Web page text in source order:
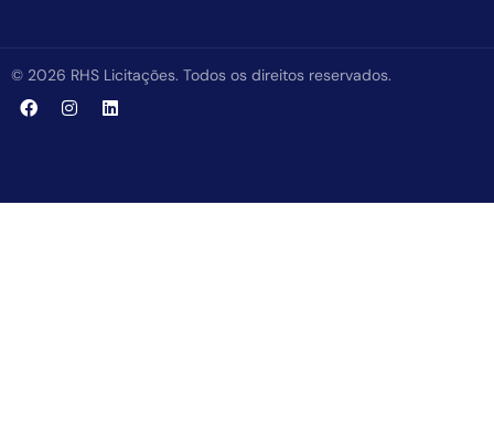
© 2026 RHS Licitações. Todos os direitos reservados.